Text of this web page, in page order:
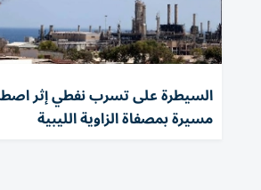
السيطرة على تسرب نفطي إثر
مسيرة بمصفاة الزاوية الليبية